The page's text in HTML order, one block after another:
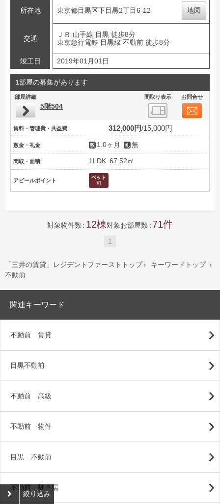
所在地 東京都目黒区下目黒2丁目6-12 地図
交通
ＪＲ 山手線 目黒 徒歩8分
東京急行電鉄 目黒線 不動前 徒歩8分
竣工日 2019年01月01日
1部屋の募集があります
部屋詳細 間取り表示 お問合せ
5階504
賃料・管理費・共益費 312,000円 15,000円
敷金・礼金 1.0ヶ月 無
間取・面積 1LDK 67.52㎡
アピールポイント
対象物件数 12 対象お部屋数 71
1
「三井の賃貸」レジデントファーストトップ  キーワードトップ 
不動前
関連キーワード
不動前 賃貸
目黒不動前
不動前 高級
不動前 物件
目黒 不動前
不動前 駐車場
絞り込み